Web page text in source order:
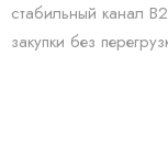
стабильный канал
закупки без